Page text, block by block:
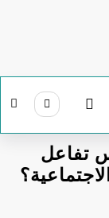
تفاعل